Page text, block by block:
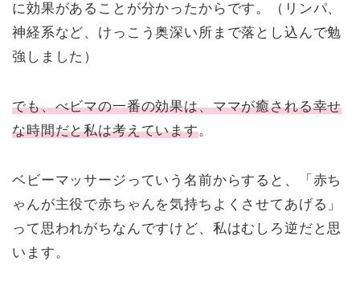
に効果があることが分かったからです。（リンパ、
神経系など、けっこう奥深い所まで落とし込んで勉
強しました）
でも、べビマの一番の効果は、ママが癒される幸せ
な時間だと私は考えています。
ベビーマッサージっていう名前からすると、「赤ち
ゃんが主役で赤ちゃんを気持ちよくさせてあげる」
って思われがちなんですけど、私はむしろ逆だと思
います。